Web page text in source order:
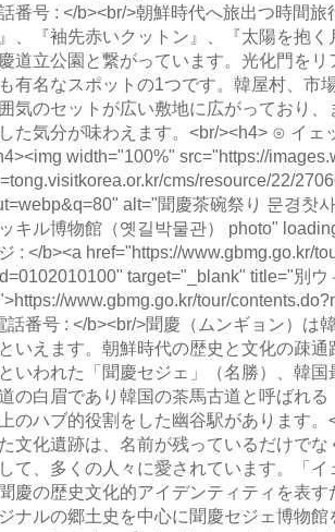
番号 : </b><br/>朝鮮時代へ旅出つ時間
、『袖先赤いクットン』、『太陽を抱
道立公園と繋がっています。光化門を
有名なスポットの1つです。韓屋村、市
気のセットが広い敷地に広がっており
た気分が味わえます。<br/><h4> ⊙ イェ
width="100%" src="https://
cms/resource/22/
alt="聞慶茶碗祭り 문경찻
キル博物館（옛길박물관） photo"
: </b><a href="https://www.gbmg.go.kr/
target="_blank" title="別ウ
www.gbmg.go.kr/tour/
話番号 : </b><br/>聞慶（ムンギョン）は
いえます。朝鮮時代の歴史と文化の疎
いわれた「聞慶セジェ」（名勝）、韓
の白眉であり韓国の茶馬古道と呼ばれ
のハブ的役割をした幽谷駅があります
文化遺跡は、名前が残っているだけで
て、多くの人々に愛されています。「
慶の歴史文化的アイデンティティを表
ナルの郷土史を中心に聞慶セジェ博物